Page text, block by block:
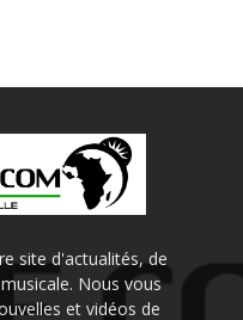
site d'actualités, de
Nous vous
et vidéos de